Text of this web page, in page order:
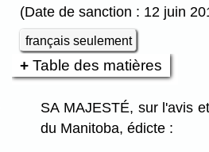
(Date de sanction : 12 juin
français seulement
Table des matières
SA MAJESTÉ, sur l'avis
du Manitoba, édicte :